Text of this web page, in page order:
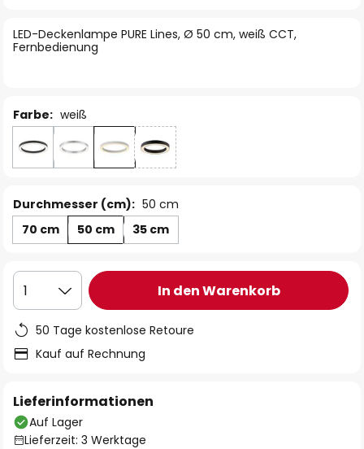
springen
LED-Deckenlampe PURE Lines, Ø 50 cm, weiß CCT,
Fernbedienung
Farbe: weiß
Durchmesser (cm): 50 cm
70 cm
50 cm 35 cm
1 In den Warenkorb
50 Tage kostenlose Retoure
Kauf auf Rechnung
Lieferinformationen
Auf Lager
Lieferzeit: 3 Werktage